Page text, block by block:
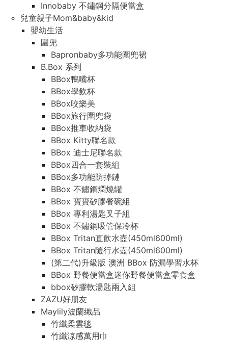
Innobaby 不鏽鋼分隔便當盒
兒童親子Mom&baby&kid
嬰幼生活
圍兜
Bapronbaby多功能圍兜裙
B.Box 系列
BBox鴨嘴杯
BBox學飲杯
BBox咬樂美
BBox旅行圍兜袋
BBox推車收納袋
BBox Kitty聯名款
BBox 迪士尼聯名款
BBox四合一套裝組
BBox多功能防掉鏈
BBox 不鏽鋼燜燒罐
BBox 寶寶矽膠餐碗組
BBox 專利湯匙叉子組
BBox 不鏽鋼吸管保冷杯
BBox Tritan直飲水壺(450ml600ml)
BBox Tritan隨行水壺(450ml600ml)
(第二代)升級版 澳洲 BBox 防漏學習水杯
BBox 野餐便當盒迷你野餐便當盒零食盒
bbox矽膠軟湯匙兩入組
ZAZU好朋友
Maylily波蘭織品
竹纖柔雲毯
竹纖涼感萬用巾